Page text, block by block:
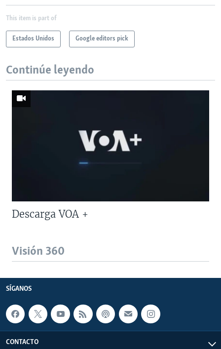
This item is part of
Estados Unidos Google editors pick
Continúe leyendo
Descarga VOA +
Visión 360
SÍGANOS
CONTACTO